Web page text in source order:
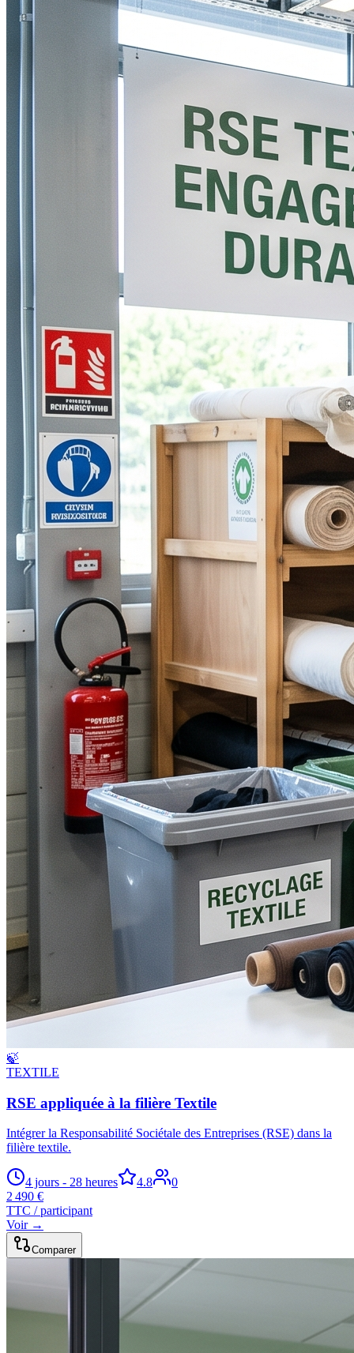
🍃
TEXTILE
RSE appliquée à la filière Textile
Intégrer la Responsabilité Sociétale des Entreprises (RSE) dans la
filière textile.
4 jours - 28 heures 4.8
0
2 490 €
TTC / participant
Voir →
Comparer